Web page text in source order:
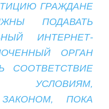
ГРАЖДАНЕ
ПОДАВАТЬ
ИНТЕРНЕТ-
ОРГАН
СООТВЕТСТВИЕ
ПОКА